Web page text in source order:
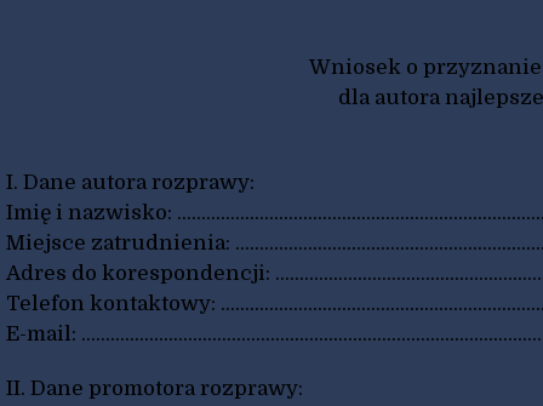
Wniosek o
dla autora
I. Dane autora rozprawy:
Imię i nazwisko:
Miejsce zatrudnienia:
Adres do korespondencji:
Telefon kontaktowy:
E-mail:
II. Dane promotora rozprawy: